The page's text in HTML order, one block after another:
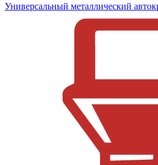
Универсальный металлический